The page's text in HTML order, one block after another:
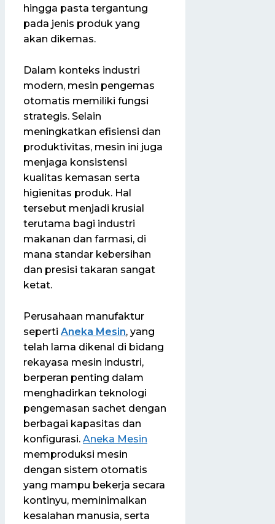
hingga pasta tergantung
pada jenis produk yang
akan dikemas.
Dalam konteks industri
modern, mesin pengemas
otomatis memiliki fungsi
strategis. Selain
meningkatkan efisiensi dan
produktivitas, mesin ini juga
menjaga konsistensi
kualitas kemasan serta
higienitas produk. Hal
tersebut menjadi krusial
terutama bagi industri
makanan dan farmasi, di
mana standar kebersihan
dan presisi takaran sangat
ketat.
Perusahaan manufaktur
seperti Aneka Mesin, yang
telah lama dikenal di bidang
rekayasa mesin industri,
berperan penting dalam
menghadirkan teknologi
pengemasan sachet dengan
berbagai kapasitas dan
konfigurasi. Aneka Mesin
memproduksi mesin
dengan sistem otomatis
yang mampu bekerja secara
kontinyu, meminimalkan
kesalahan manusia, serta